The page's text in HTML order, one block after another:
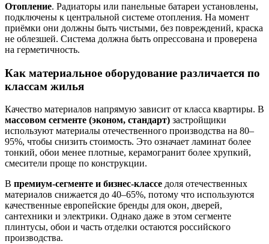
Отопление. Радиаторы или панельные батареи установлены,
подключены к центральной системе отопления. На момент
приёмки они должны быть чистыми, без повреждений, краска
не облезшей. Система должна быть опрессована и проверена
на герметичность.
Как материальное оборудование различается по
классам жилья
Качество материалов напрямую зависит от класса квартиры. В
массовом сегменте (эконом, стандарт) застройщики
используют материалы отечественного производства на 80–
95%, чтобы снизить стоимость. Это означает ламинат более
тонкий, обои менее плотные, керамогранит более хрупкий,
смесители проще по конструкции.
В премиум-сегменте и бизнес-классе доля отечественных
материалов снижается до 40–65%, потому что используются
качественные европейские бренды для окон, дверей,
сантехники и электрики. Однако даже в этом сегменте
плинтусы, обои и часть отделки остаются российского
производства.